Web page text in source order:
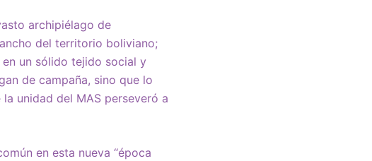
archipiélago de
del territorio boliviano;
un sólido tejido social y
de campaña, sino que lo
unidad del MAS perseveró a
en esta nueva “época